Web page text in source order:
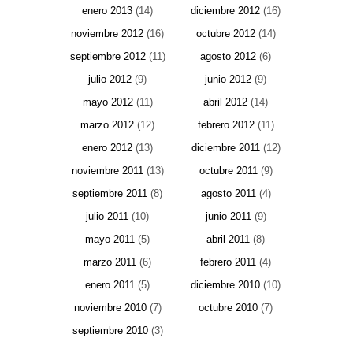
enero 2013 (14) diciembre 2012 (16)
noviembre 2012 (16) octubre 2012(14)
septiembre 2012(11) agosto 2012 (6)
julio 2012 (9) junio 2012 (9)
mayo 2012(11) abril 2012 (14)
marzo 2012 (12) febrero 2012(11)
enero 2012 (13) diciembre 2011(12)
noviembre 2011(13) octubre 2011(9)
septiembre 2011 (8) agosto 2011(4)
julio 2011 (10) junio 2011(9)
mayo 2011 (5) abril 2011 (8)
marzo 2011 (6) febrero 2011 (4)
enero 2011 (5) diciembre 2010 (10)
noviembre 2010(7) octubre 2010 (7)
septiembre 2010(3)